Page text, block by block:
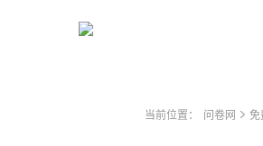
当前位置： 问卷网